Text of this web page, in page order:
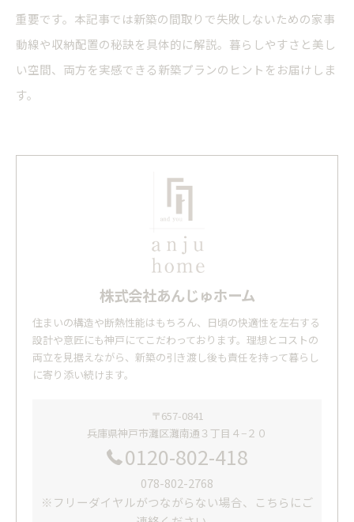
重要です。本記事では新築の間取りで失敗しないための家事
動線や収納配置の秘訣を具体的に解説。暮らしやすさと美し
い空間、両方を実感できる新築プランのヒントをお届けしま
す。
株式会社あんじゅホーム
住まいの構造や断熱性能はもちろん、日頃の快適性を左右する
設計や意匠にも神戸にてこだわっております。理想とコストの
両立を見据えながら、新築の引き渡し後も責任を持って暮らし
に寄り添い続けます。
〒657-0841
兵庫県神戸市灘区灘南通３丁目４−２０
0120-802-418
078-802-2768
※フリーダイヤルがつながらない場合、こちらにご